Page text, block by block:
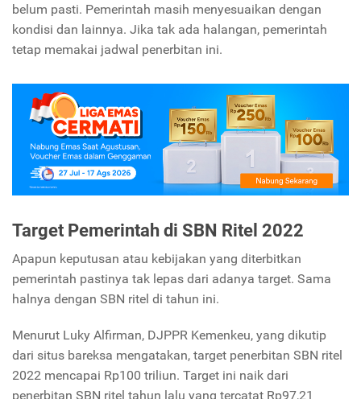
belum pasti. Pemerintah masih menyesuaikan dengan
kondisi dan lainnya. Jika tak ada halangan, pemerintah
tetap memakai jadwal penerbitan ini.
Target Pemerintah di SBN Ritel 2022
Apapun keputusan atau kebijakan yang diterbitkan
pemerintah pastinya tak lepas dari adanya target. Sama
halnya dengan SBN ritel di tahun ini.
Menurut Luky Alfirman, DJPPR Kemenkeu, yang dikutip
dari situs bareksa mengatakan, target penerbitan SBN ritel
2022 mencapai Rp100 triliun. Target ini naik dari
penerbitan SBN ritel tahun lalu yang tercatat Rp97,21